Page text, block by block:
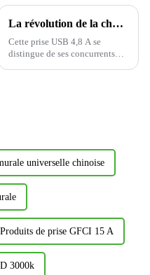
La révolution de la charge rapide multiport, qui remodèle la nouvelle écologie de la connexion électrique
Cette prise USB 4,8 A se
distingue de ses concurrents
universelle chinoise
Produits de prise GFCI 15 A
3000k